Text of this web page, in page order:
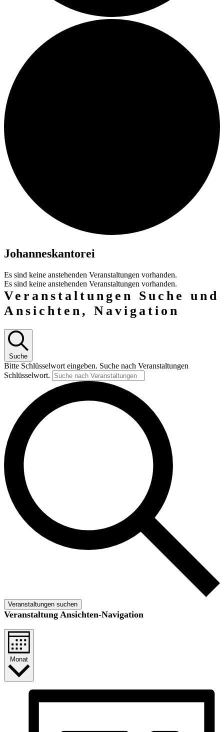
Johanneskantorei
Es sind keine anstehenden Veranstaltungen vorhanden.
Es sind keine anstehenden Veranstaltungen vorhanden.
Veranstaltungen Suche und
Ansichten, Navigation
Suche
Bitte Schlüsselwort eingeben. Suche nach Veranstaltungen
Schlüsselwort.
Veranstaltungen suchen
Veranstaltung Ansichten-Navigation
Monat